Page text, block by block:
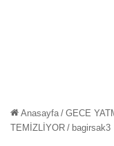
Anasayfa / GECE
TEMİZLİYOR / bagirsak3